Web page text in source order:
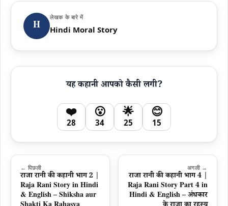
H
लेखक के बारे में
Hindi Moral Story
यह कहानी आपको कैसी लगी?
❤️
28
😮
34
🌟
25
😊
15
← पिछली
राजा रानी की कहानी भाग 2 |
Raja Rani Story in Hindi
& English – Shiksha aur
अगली →
राजा रानी की कहानी भाग 4 |
Raja Rani Story Part 4 in
Hindi & English – अंधकार